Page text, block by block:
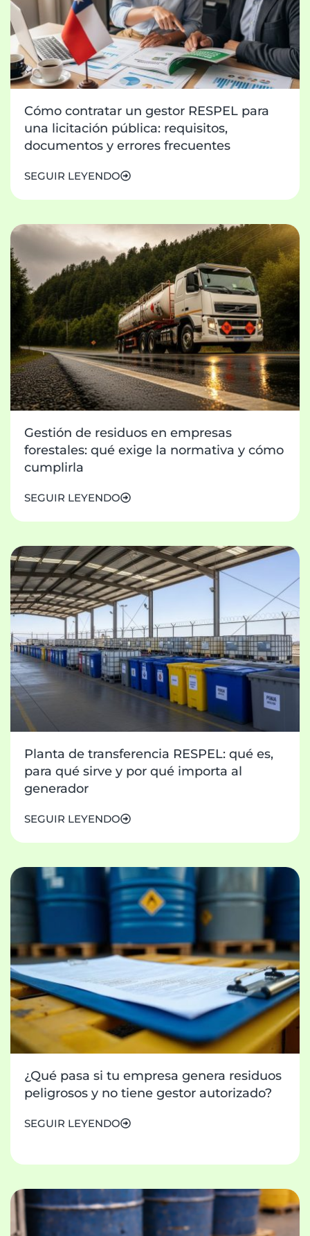
Cómo contratar un gestor RESPEL para
una licitación pública: requisitos,
documentos y errores frecuentes
SEGUIR LEYENDO
Gestión de residuos en empresas
forestales: qué exige la normativa y cómo
cumplirla
SEGUIR LEYENDO
Planta de transferencia RESPEL: qué es,
para qué sirve y por qué importa al
generador
SEGUIR LEYENDO
¿Qué pasa si tu empresa genera residuos
peligrosos y no tiene gestor autorizado?
SEGUIR LEYENDO